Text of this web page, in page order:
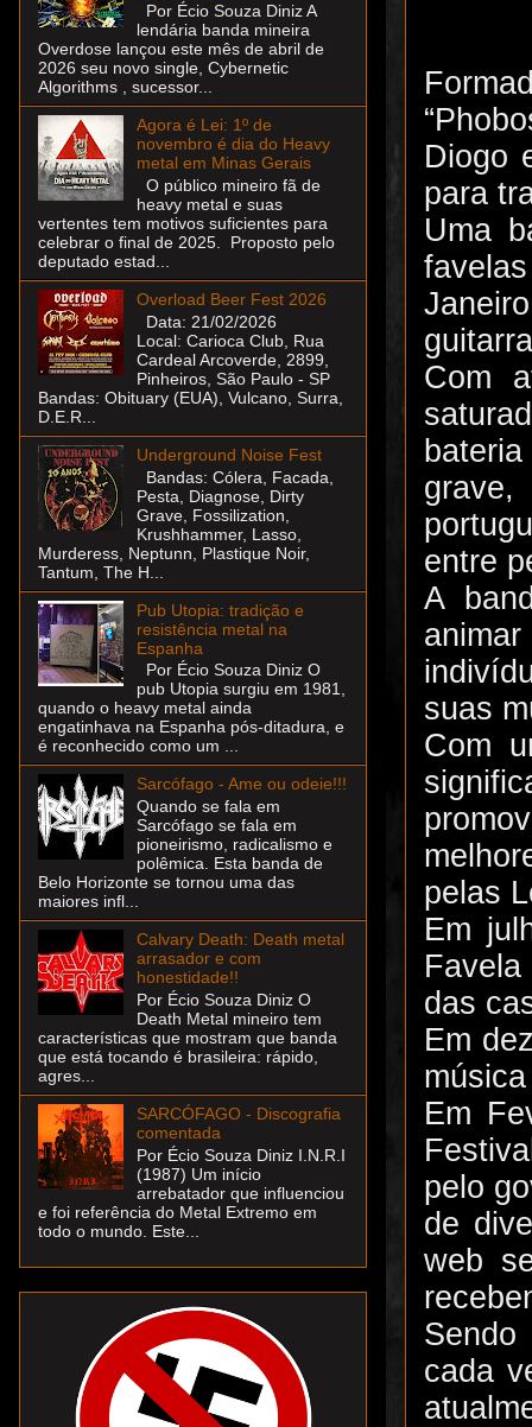
Diogo
para
Uma
Com
entre
A
suas
Com
pelas
Em
das
Em
música
Em
pelo
de
web
cada
Por Écio Souza Diniz A
lendária banda mineira
Overdose lançou este mês de abril de
2026 seu novo single, Cybernetic
Algorithms , sucessor...
Agora é Lei: 1º de
novembro é dia do Heavy
metal em Minas Gerais
O público mineiro fã de
heavy metal e suas
vertentes tem motivos suficientes para
celebrar o final de 2025. Proposto pelo
deputado estad...
Overload Beer Fest 2026
Data: 21/02/2026
Local: Carioca Club, Rua
Cardeal Arcoverde, 2899,
Pinheiros, São Paulo - SP
Bandas: Obituary (EUA), Vulcano, Surra,
D.E.R...
Underground Noise Fest
Bandas: Cólera, Facada,
Pesta, Diagnose, Dirty
Grave, Fossilization,
Krushhammer, Lasso,
Murderess, Neptunn, Plastique Noir,
Tantum, The H...
Pub Utopia: tradição e
resistência metal na
Espanha
Por Écio Souza Diniz O
pub Utopia surgiu em 1981,
quando o heavy metal ainda
engatinhava na Espanha pós-ditadura, e
é reconhecido como um ...
Sarcófago - Ame ou odeie!!!
Quando se fala em
Sarcófago se fala em
pioneirismo, radicalismo e
polêmica. Esta banda de
Belo Horizonte se tornou uma das
maiores infl...
Calvary Death: Death metal
arrasador e com
honestidade!!
Por Écio Souza Diniz O
Death Metal mineiro tem
características que mostram que banda
que está tocando é brasileira: rápido,
agres...
SARCÓFAGO - Discografia
comentada
Por Écio Souza Diniz I.N.R.I
(1987) Um início
arrebatador que influenciou
e foi referência do Metal Extremo em
todo o mundo. Este...